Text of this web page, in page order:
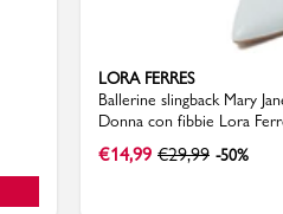
LORA FERRES
Ballerine slingback Mary
Donna con fibbie Lora
€14,99 €29,99 -50%